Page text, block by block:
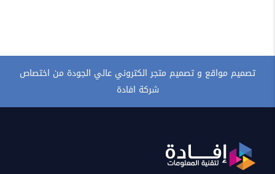
تصميم مواقع و تصميم متجر الكتروني عالي الجودة من اختصاص
شركة افادة